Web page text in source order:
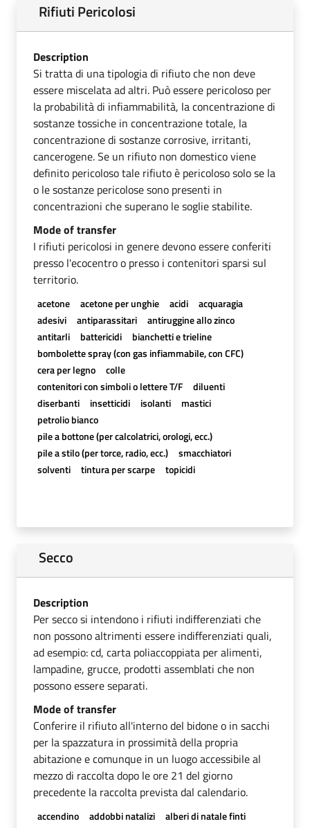
Rifiuti Pericolosi
Description
Si tratta di una tipologia di rifiuto che non deve
essere miscelata ad altri. Può essere pericoloso per
la probabilità di infiammabilità, la concentrazione di
sostanze tossiche in concentrazione totale, la
concentrazione di sostanze corrosive, irritanti,
cancerogene. Se un rifiuto non domestico viene
definito pericoloso tale rifiuto è pericoloso solo se la
o le sostanze pericolose sono presenti in
concentrazioni che superano le soglie stabilite.
Mode of transfer
I rifiuti pericolosi in genere devono essere conferiti
presso l'ecocentro o presso i contenitori sparsi sul
territorio.
acetone acetone per unghie acidi
acquaragia
adesivi
antiparassitari
antiruggine allo zinco
antitarli
battericidi
bianchetti e trieline
bombolette spray (con gas infiammabile, con CFC)
cera per legno
colle
contenitori con simboli o lettere T/F
diluenti
diserbanti
insetticidi isolanti
mastici
petrolio bianco
pile a bottone (per calcolatrici, orologi, ecc.)
pile a stilo (per torce, radio, ecc.)
smacchiatori
solventi
tintura per scarpe topicidi
Secco
Description
Per secco si intendono i rifiuti indifferenziati che
non possono altrimenti essere indifferenziati quali,
ad esempio: cd, carta poliaccoppiata per alimenti,
lampadine, grucce, prodotti assemblati che non
possono essere separati.
Mode of transfer
Conferire il rifiuto all'interno del bidone o in sacchi
per la spazzatura in prossimità della propria
abitazione e comunque in un luogo accessibile al
mezzo di raccolta dopo le ore 21 del giorno
precedente la raccolta prevista dal calendario.
accendino addobbi natalizi
alberi di natale finti